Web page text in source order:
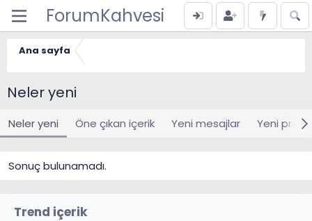
ForumKahvesi
Ana sayfa
Neler yeni
Neler yeni Öne çıkan içerik Yeni mesajlar Yeni profil
Sonuç bulunamadı.
Trend içerik